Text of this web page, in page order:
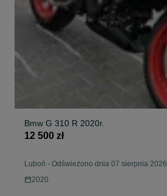
Bmw G 310 R 2020r.
12 500 zł
Luboń - Odświeżono dnia 07 sierpnia 2026
2020